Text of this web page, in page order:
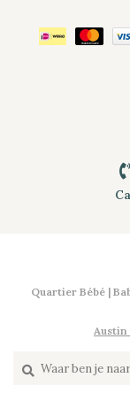
Quartier Bébé |
Austin